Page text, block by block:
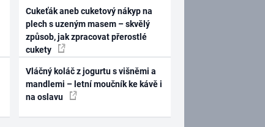
Cukeťák aneb cuketový nákyp na
plech s uzeným masem – skvělý
způsob, jak zpracovat přerostlé
cukety
Vláčný koláč z jogurtu s višněmi a
mandlemi – letní moučník ke kávě i
na oslavu